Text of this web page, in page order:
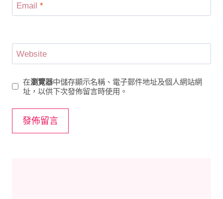
Email *
Website
在瀏覽器中儲存顯示名稱、電子郵件地址及個人網站網
址，以供下次發佈留言時使用。